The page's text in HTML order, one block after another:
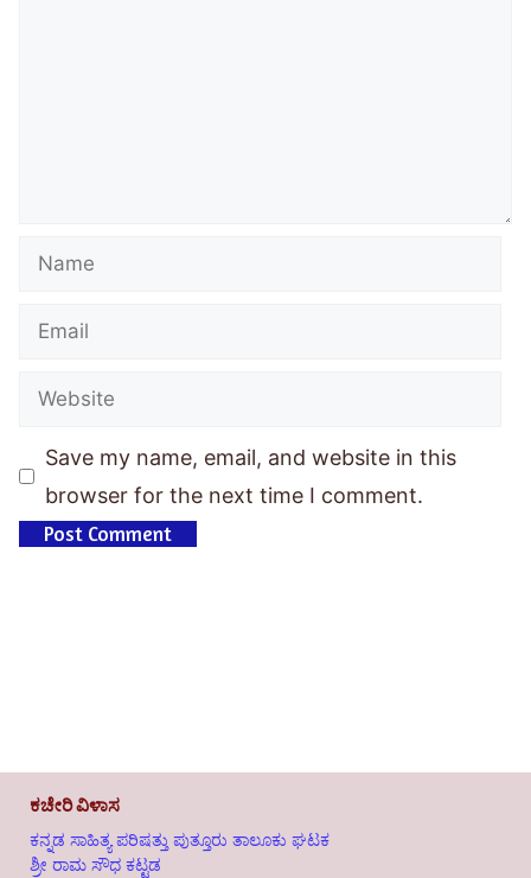
Save my name, email, and website in this
browser for the next time I comment.
ಕಚೇರಿ ವಿಳಾಸ
ಕನ್ನಡ ಸಾಹಿತ್ಯ ಪರಿಷತ್ತು ಪುತ್ತೂರು ತಾಲೂಕು ಘಟಕ
ಶ್ರೀ ರಾಮ ಸೌಧ ಕಟ್ಟಡ